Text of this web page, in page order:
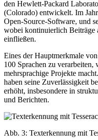
den Hewlett-Packard
(Colorado) entwickelt. Im
Open-Source-Software, und
wobei kontinuierlich Beiträge
einfließen.
Eines der Hauptmerkmale
100 Sprachen zu verarbeiten,
mehrsprachige Projekte
haben seine Zuverlässigkeit
erhöht, insbesondere in
und Berichten.
Abb. 3: Texterkennung mit